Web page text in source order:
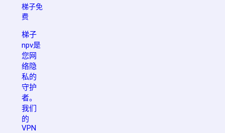
梯子免
费
梯子
npv是
您网
络隐
私的
守护
者。
我们
的
VPN